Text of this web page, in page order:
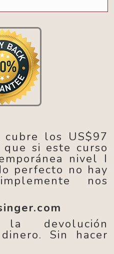
los US$97
si este curso
nivel I
perfecto no hay
nos
devolución
Sin hacer